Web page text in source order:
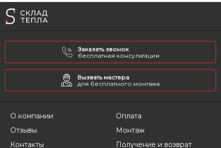
Заказать звонок
бесплатная консультация
Вызвать мастера
для бесплатного монтажа
О компании
Отзывы
Контакты
Оплата
Монтаж
Получение и возврат